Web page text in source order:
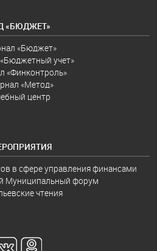
«БЮДЖЕТ»
«Бюджет»
учет»
«Финконтроль»
«Метод»
центр
в сфере управления финансами
Муниципальный форум
чтения